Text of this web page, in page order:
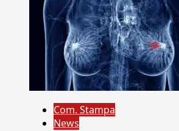
Com. Stampa
News